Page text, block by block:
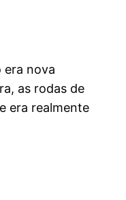
era nova
as rodas de
era realmente